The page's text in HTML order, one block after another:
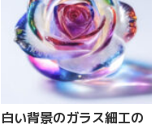
白い背景のガラス細工の